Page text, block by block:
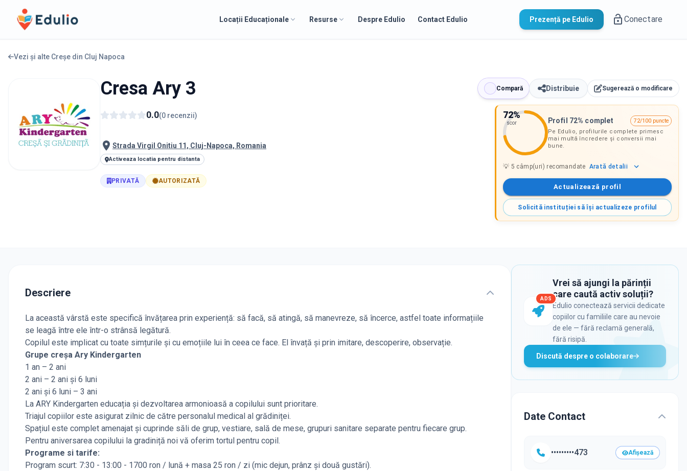
Edulio
Locații Educaționale Resurse Despre Edulio Contact Edulio Prezență pe Edulio Conectare
Vezi și alte Creșe din Cluj Napoca
Cresa Ary 3 Compară Distribuie Sugerează o modificare
0.0(0 recenzii)
Strada Virgil Onitiu 11, Cluj-Napoca, Romania
Activeaza locatia pentru distanta
PRIVATĂ AUTORIZATĂ
72%
scor Profil 72% complet
72/100 puncte
Pe Edulio, profilurile complete primesc
mai multă încredere și conversii mai
bune.
💡 5 câmp(uri) recomandate Arată detalii
Actualizează profil
Solicită instituției să își actualizeze profilul
Descriere
La această vârstă este specifică învățarea prin experiență: să facă, să atingă, să manevreze, să încerce, astfel toate informațiile
se leagă între ele într-o strânsă legătură.
Copilul este implicat cu toate simțurile și cu emoțiile lui în ceea ce face. El învață și prin imitare, descoperire, observație.
Grupe creșa Ary Kindergarten
1 an – 2 ani
2 ani – 2 ani și 6 luni
2 ani și 6 luni – 3 ani
La ARY Kindergarten educația și dezvoltarea armonioasă a copilului sunt prioritare.
Triajul copiilor este asigurat zilnic de către personalul medical al grădiniței.
Spațiul este complet amenajat și cuprinde săli de grup, vestiare, sală de mese, grupuri sanitare separate pentru fiecare grup.
Pentru aniversarea copilului la gradiniță noi vă oferim tortul pentru copil.
Programe si tarife:
Program scurt: 7:30 - 13:00 - 1700 ron / lună + masa 25 ron / zi (mic dejun, prânz și două gustări).
ADS
Vrei să ajungi la părinții
care caută activ soluții?
Edulio conectează servicii dedicate
copiilor cu familiile care au nevoie
de ele — fără reclamă generală,
fără risipă.
Discută despre o colaborare
Date Contact
•••••••••473 Afișează